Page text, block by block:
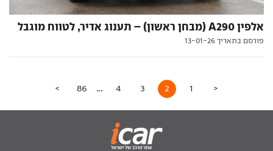
אלפין A290 (מבחן ראשון) – תענוג אדיר, לטווח מוגבל
פורסם בתאריך 13-01-26
<
1
2
3
4
...
86
>